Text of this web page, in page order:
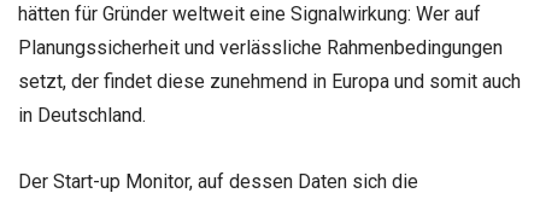
hätten für Gründer weltweit eine Signalwirkung: Wer auf
Planungssicherheit und verlässliche Rahmenbedingungen
setzt, der findet diese zunehmend in Europa und somit auch
in Deutschland.
Der Start-up Monitor, auf dessen Daten sich die